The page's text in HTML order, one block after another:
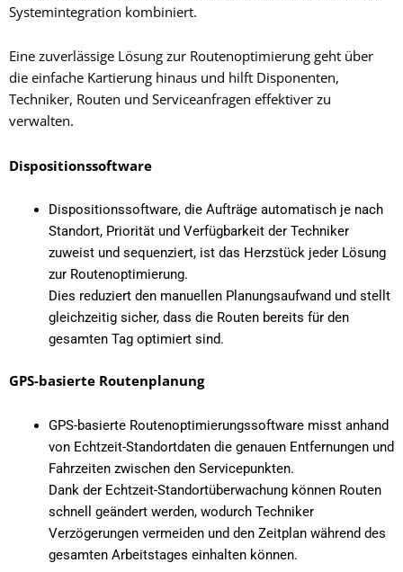
Systemintegration kombiniert.
Eine zuverlässige Lösung zur Routenoptimierung geht über
die einfache Kartierung hinaus und hilft Disponenten,
Techniker, Routen und Serviceanfragen effektiver zu
verwalten.
Dispositionssoftware
Dispositionssoftware, die Aufträge automatisch je nach
Standort, Priorität und Verfügbarkeit der Techniker
zuweist und sequenziert, ist das Herzstück jeder Lösung
zur Routenoptimierung.
Dies reduziert den manuellen Planungsaufwand und stellt
gleichzeitig sicher, dass die Routen bereits für den
gesamten Tag optimiert sind.
GPS-basierte Routenplanung
GPS-basierte Routenoptimierungssoftware misst anhand
von Echtzeit-Standortdaten die genauen Entfernungen und
Fahrzeiten zwischen den Servicepunkten.
Dank der Echtzeit-Standortüberwachung können Routen
schnell geändert werden, wodurch Techniker
Verzögerungen vermeiden und den Zeitplan während des
gesamten Arbeitstages einhalten können.